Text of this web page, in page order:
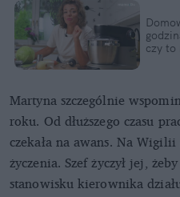
czy to
Martyna szczególnie
roku. Od dłuższego czasu
czekała na awans. Na
życzenia. Szef życzył jej,
stanowisku kierownika